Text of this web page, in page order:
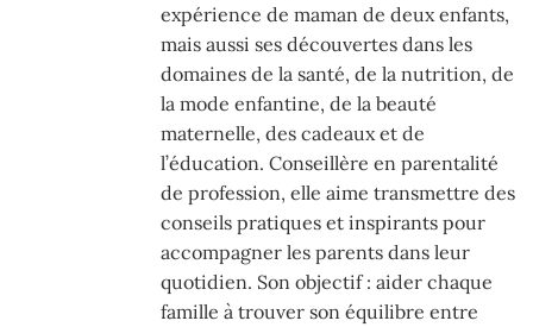
expérience de maman de deux enfants,
mais aussi ses découvertes dans les
domaines de la santé, de la nutrition, de
la mode enfantine, de la beauté
maternelle, des cadeaux et de
l’éducation. Conseillère en parentalité
de profession, elle aime transmettre des
conseils pratiques et inspirants pour
accompagner les parents dans leur
quotidien. Son objectif : aider chaque
famille à trouver son équilibre entre